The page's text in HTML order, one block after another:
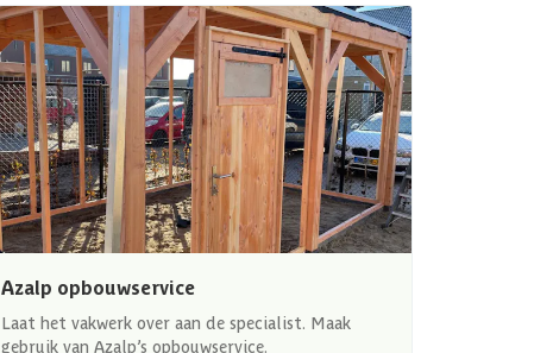
Azalp opbouwservice
Laat het vakwerk over aan de specialist. Maak
gebruik van Azalp’s opbouwservice.